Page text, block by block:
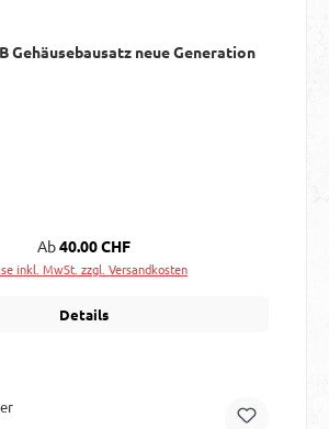
Gehäusebausatz neue Generation
Regulärer Preis:
Ab40.00 CHF
inkl. MwSt. zzgl. Versandkosten
Details